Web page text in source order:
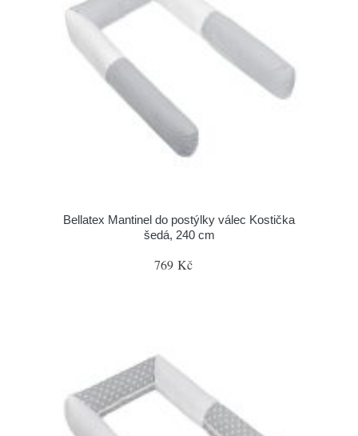
Bellatex Mantinel do postýlky válec Kostička
šedá, 240 cm
769 Kč